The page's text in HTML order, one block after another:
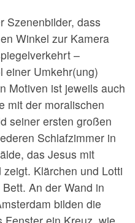
Szenenbilder, dass
Winkel zur Kamera
–
einer Umkehr(ung)
Motiven ist jeweils auch
mit der moralischen
seiner ersten großen
Schlafzimmer in
das Jesus mit
Klärchen und Lotti
An der Wand in
bilden die